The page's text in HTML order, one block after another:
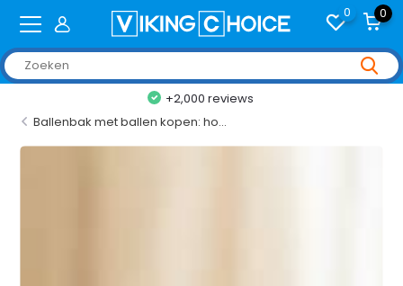
0 0
+2,000 reviews
Ballenbak met ballen kopen: ho...